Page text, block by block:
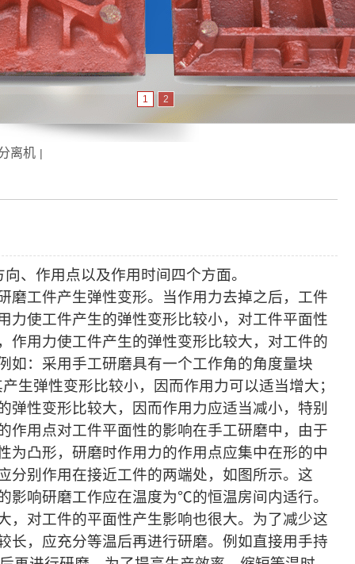
1 2
离机 |
、作用点以及作用时间四个方面。
磨工件产生弹性变形。当作用力去掉之后，工件
力使工件产生的弹性变形比较小，对工件平面性
作用力使工件产生的弹性变形比较大，对工件的
如：采用手工研磨具有一个工作角的角度量块
生弹性变形比较小，因而作用力可以适当增大；
性变形比较大，因而作用力应适当减小，特别
作用点对工件平面性的影响在手工研磨中，由于
为凸形，研磨时作用力的作用点应集中在形的中
分别作用在接近工件的两端处，如图所示。这
影响研磨工作应在温度为℃的恒温房间内适行。
，对工件的平面性产生影响也很大。为了减少这
长，应充分等温后再进行研磨。例如直接用手持